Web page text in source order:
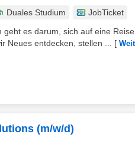
Duales Studium
JobTicket
es darum, sich auf eine
Neues entdecken, stellen ...
[
(m/w/d)